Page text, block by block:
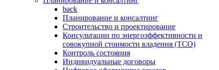
back
Планирование и консалтинг
Строительство и проектирование
Консультации по энергоэффективности и
совокупной стоимости владения (TCO)
Контроль состояния
Индивидуальные договоры